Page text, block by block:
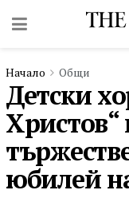
Начало Общи
Детски
юбилей